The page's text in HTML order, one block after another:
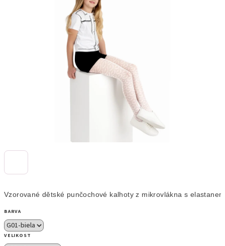
Vzorované dětské punčochové kalhoty z mikrovlákna s
BARVA
VELIKOST
hvězdiček.